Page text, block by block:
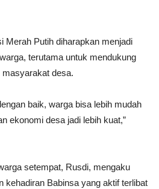
Merah Putih diharapkan menjadi
terutama untuk mendukung
masyarakat desa.
baik, warga bisa lebih mudah
ekonomi desa jadi lebih kuat,”
setempat, Rusdi, mengaku
kehadiran Babinsa yang aktif terlibat